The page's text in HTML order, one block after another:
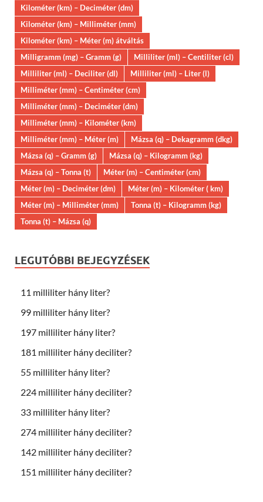
Kilométer (km) – Deciméter (dm)
Kilométer (km) – Milliméter (mm)
Kilométer (km) – Méter (m) átváltás
Milligramm (mg) – Gramm (g)
Milliliter (ml) – Centiliter (cl)
Milliliter (ml) – Deciliter (dl)
Milliliter (ml) – Liter (l)
Milliméter (mm) – Centiméter (cm)
Milliméter (mm) – Deciméter (dm)
Milliméter (mm) – Kilométer (km)
Milliméter (mm) – Méter (m)
Mázsa (q) – Dekagramm (dkg)
Mázsa (q) – Gramm (g)
Mázsa (q) – Kilogramm (kg)
Mázsa (q) – Tonna (t)
Méter (m) – Centiméter (cm)
Méter (m) – Deciméter (dm)
Méter (m) – Kilométer ( km)
Méter (m) – Milliméter (mm)
Tonna (t) – Kilogramm (kg)
Tonna (t) – Mázsa (q)
LEGUTÓBBI BEJEGYZÉSEK
11 milliliter hány liter?
99 milliliter hány liter?
197 milliliter hány liter?
181 milliliter hány deciliter?
55 milliliter hány liter?
224 milliliter hány deciliter?
33 milliliter hány liter?
274 milliliter hány deciliter?
142 milliliter hány deciliter?
151 milliliter hány deciliter?